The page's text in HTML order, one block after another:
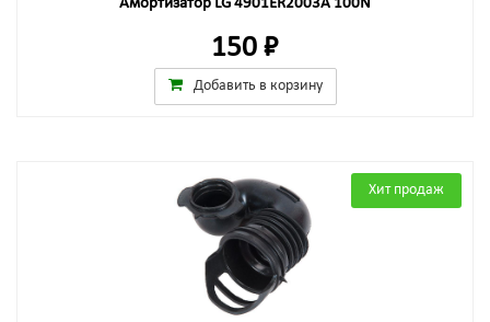
Амортизатор LG 4901ER2003A 100N
150 ₽
Добавить в корзину
Хит продаж